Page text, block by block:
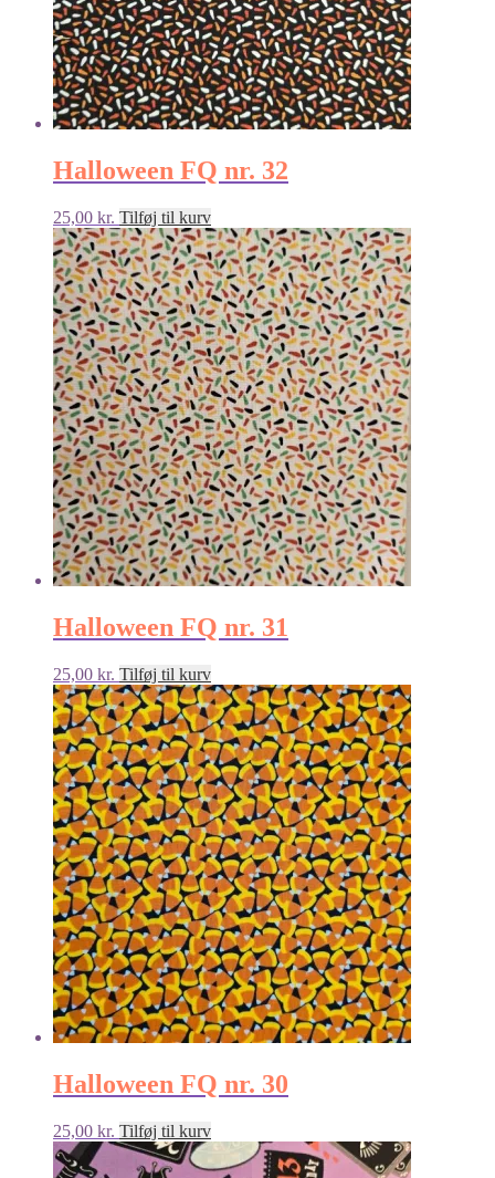
Halloween FQ nr. 32
25,00 kr. Tilføj til kurv
Halloween FQ nr. 31
25,00 kr. Tilføj til kurv
Halloween FQ nr. 30
25,00 kr. Tilføj til kurv